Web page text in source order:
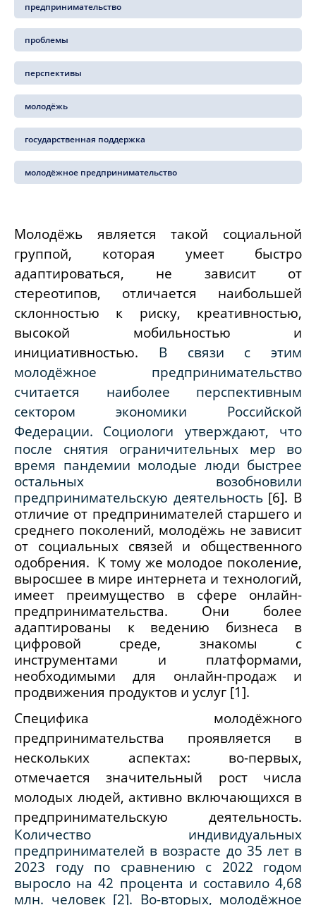
предпринимательство
проблемы
перспективы
молодёжь
государственная поддержка
молодёжное предпринимательство
Молодёжь является такой социальной
группой, которая умеет быстро
адаптироваться, не зависит от
стереотипов, отличается наибольшей
склонностью к риску, креативностью,
высокой мобильностью и
инициативностью. В связи с этим
молодёжное предпринимательство
считается наиболее перспективным
сектором экономики Российской
Федерации.
Социологи утверждают, что
после снятия ограничительных мер во
время пандемии молодые люди быстрее
остальных возобновили
предпринимательскую деятельность [6]. В
отличие от предпринимателей старшего и
среднего поколений, молодёжь не зависит
от социальных связей и общественного
одобрения. К тому же молодое поколение,
выросшее в мире интернета и технологий,
имеет преимущество в сфере онлайн-
предпринимательства. Они более
адаптированы к ведению бизнеса в
цифровой среде, знакомы с
инструментами и платформами,
необходимыми для онлайн-продаж и
продвижения продуктов и услуг [1].
Специфика молодёжного
предпринимательства проявляется в
нескольких аспектах: во-первых,
отмечается значительный рост числа
молодых людей, активно включающихся в
предпринимательскую деятельность.
Количество индивидуальных
предпринимателей в возрасте до 35 лет в
2023 году по сравнению с 2022 годом
выросло на 42 процента и составило 4,68
млн. человек [2]. Во-вторых, молодёжное